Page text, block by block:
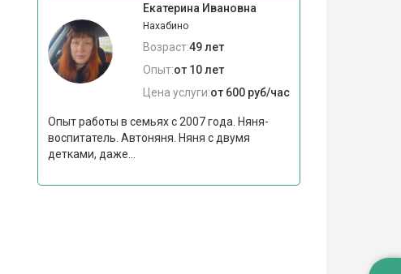
Екатерина Ивановна
Нахабино
Возраст:49 лет
Опыт:от 10 лет
Цена услуги:от 600 руб/час
Опыт работы в семьях с 2007 года. Няня-
воспитатель. Автоняня. Няня с двумя
детками, даже...